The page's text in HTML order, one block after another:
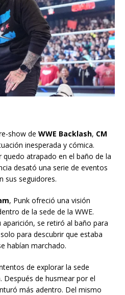
show de WWE Backlash, CM
inesperada y cómica.
atrapado en el baño de la
desató una serie de eventos
sus seguidores.
, Punk ofreció una visión
de la sede de la WWE.
se retiró al baño para
para descubrir que estaba
habían marchado.
de explorar la sede
Después de husmear por el
más adentro. Del mismo